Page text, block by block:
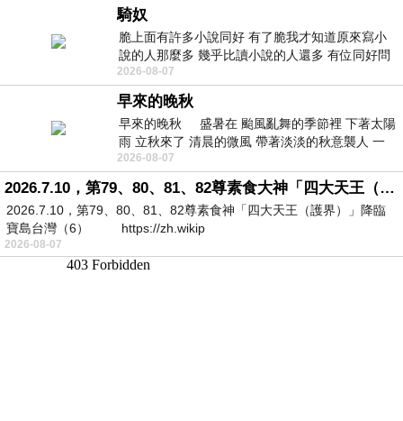
騎奴
脆上面有許多小說同好 有了脆我才知道原來寫小
說的人那麼多 幾乎比讀小說的人還多 有位同好問
了一個問題 她說為什麼高中文學獎的
2026-08-07
早來的晚秋
早來的晚秋 盛暑在 颱風亂舞的季節裡 下著太陽
雨 立秋來了 清晨的微風 帶著淡淡的秋意襲人 一
下子 又被赤
2026-08-07
2026.7.10，第79、80、81、82尊素食大神「四大天王（護界）」降臨寶島台灣（6）
2026.7.10，第79、80、81、82尊素食神「四大天王（護界）」降臨
寶島台灣（6） https://zh.wikip
2026-08-07